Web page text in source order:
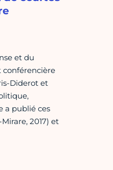
et du
conférencière
Diderot et
a publié ces
2017) et